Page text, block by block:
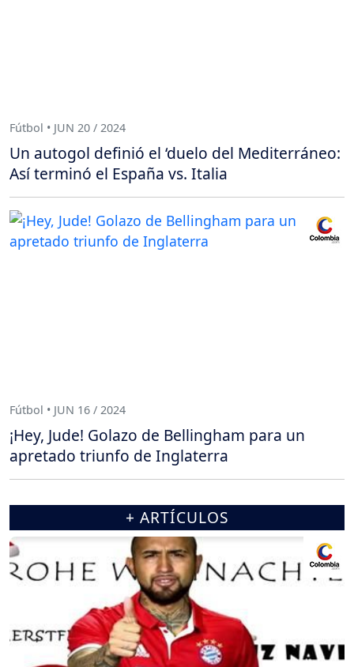
Fútbol • JUN 20 / 2024
Un autogol definió el ‘duelo del Mediterráneo:
Así terminó el España vs. Italia
Fútbol • JUN 16 / 2024
¡Hey, Jude! Golazo de Bellingham para un
apretado triunfo de Inglaterra
+ ARTÍCULOS